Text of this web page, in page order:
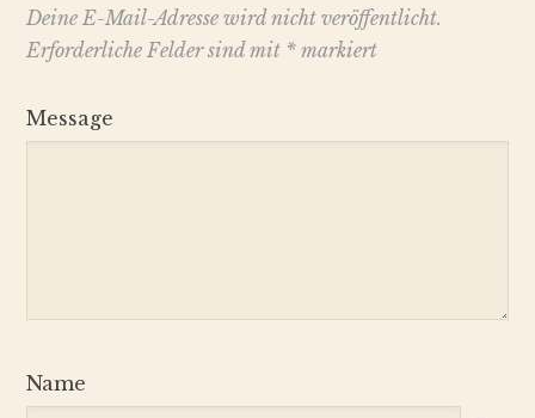
Deine E-Mail-Adresse wird nicht veröffentlicht.
Erforderliche Felder sind mit *markiert
Message
Name